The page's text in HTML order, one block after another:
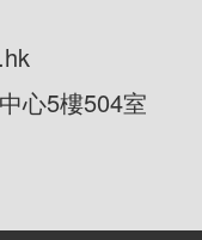
心5樓504室